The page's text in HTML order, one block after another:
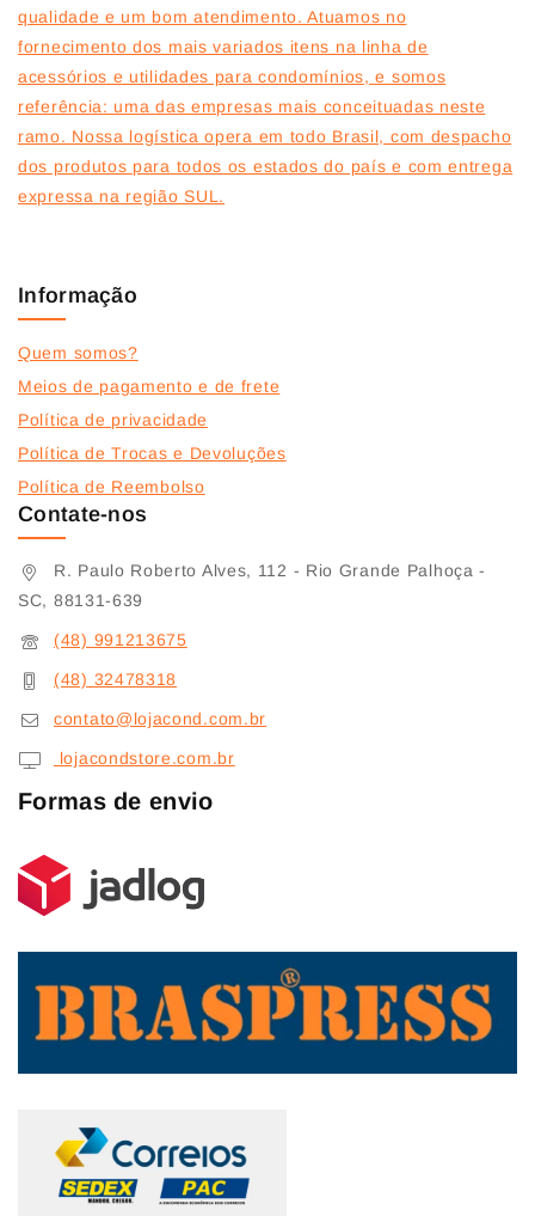
qualidade e um bom atendimento. Atuamos no
fornecimento dos mais variados itens na linha de
acessórios e utilidades para condomínios, e somos
referência: uma das empresas mais conceituadas neste
ramo. Nossa logística opera em todo Brasil, com despacho
dos produtos para todos os estados do país e com entrega
expressa na região SUL.
Informação
Quem somos?
Meios de pagamento e de frete
Política de privacidade
Política de Trocas e Devoluções
Política de Reembolso
Contate-nos
R. Paulo Roberto Alves, 112 - Rio Grande Palhoça -
SC, 88131-639
(48) 991213675
(48) 32478318
contato@lojacond.com.br
lojacondstore.com.br
Formas de envio